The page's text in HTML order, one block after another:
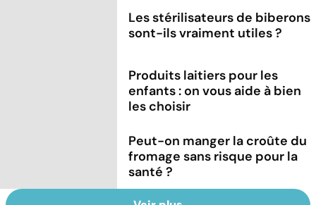
Les stérilisateurs de biberons
sont-ils vraiment utiles ?
Produits laitiers pour les
enfants : on vous aide à bien
les choisir
Peut-on manger la croûte du
fromage sans risque pour la
santé ?